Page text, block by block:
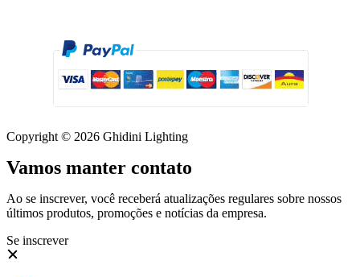
Copyright © 2026 Ghidini Lighting
Vamos manter contato
Ao se inscrever, você receberá atualizações regulares sobre nossos
últimos produtos, promoções e notícias da empresa.
Se inscrever